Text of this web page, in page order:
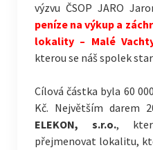
výzvu ČSOP JARO
peníze na výkup a
lokality – Malé
kterou se náš spolek
Cílová částka byla 60
Kč. Největším darem
ELEKON, s.r.o.,
přejmenovat lokalitu,